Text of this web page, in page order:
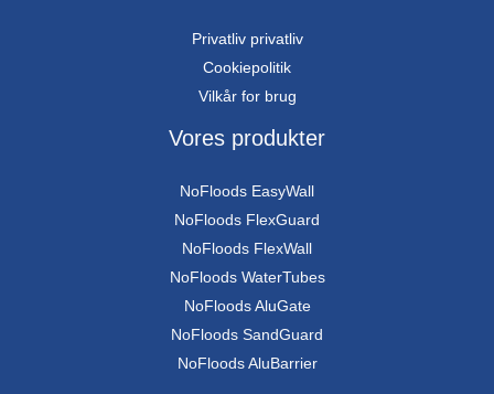
Privatliv privatliv
Cookiepolitik
Vilkår for brug
Vores produkter
NoFloods EasyWall
NoFloods FlexGuard
NoFloods FlexWall
NoFloods WaterTubes
NoFloods AluGate
NoFloods SandGuard
NoFloods AluBarrier